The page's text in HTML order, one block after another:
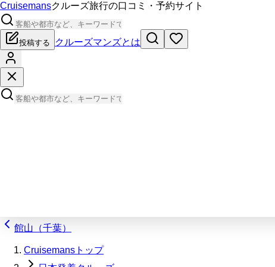
Cruisemansクルーズ旅行の口コミ・予約サイト
投稿する クルーズマンズとは
館山（千葉）
Cruisemansトップ